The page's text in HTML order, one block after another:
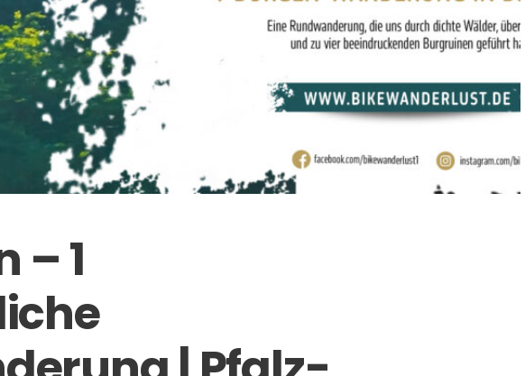
– 1